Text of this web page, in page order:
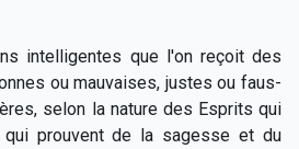
intelligentes que l'on reçoit des
ou mauvaises, justes ou faus-
selon la nature des Esprits qui
qui prouvent de la sagesse et du